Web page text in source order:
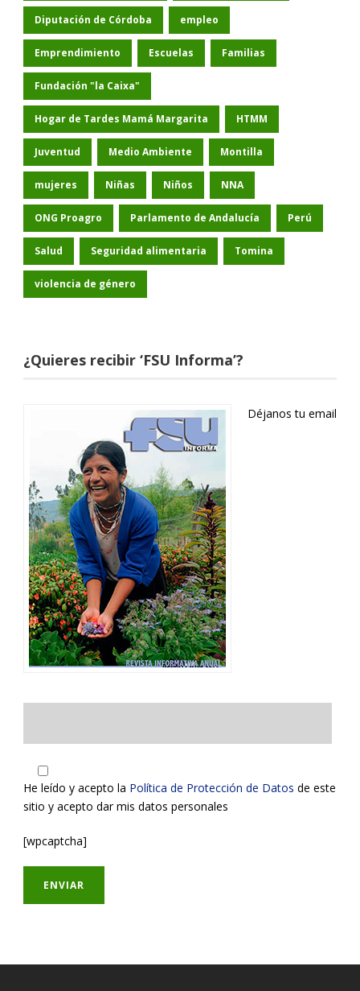
Diputación de Córdoba empleo
Emprendimiento Escuelas Familias
Fundación "la Caixa"
Hogar de Tardes Mamá Margarita HTMM
Juventud Medio Ambiente Montilla
mujeres Niñas Niños NNA
ONG Proagro Parlamento de Andalucía Perú
Salud Seguridad alimentaria Tomina
violencia de género
¿Quieres recibir ‘FSU Informa’?
Déjanos tu email
He leído y acepto la Política de Protección de Datos de este
sitio y acepto dar mis datos personales
[wpcaptcha]